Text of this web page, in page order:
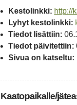
Kestolinkki: http://
Lyhyt kestolinkki:
Tiedot lisättiin:
Tiedot päivitettiin:
Sivua on katseltu:
Kaatopaikalle/